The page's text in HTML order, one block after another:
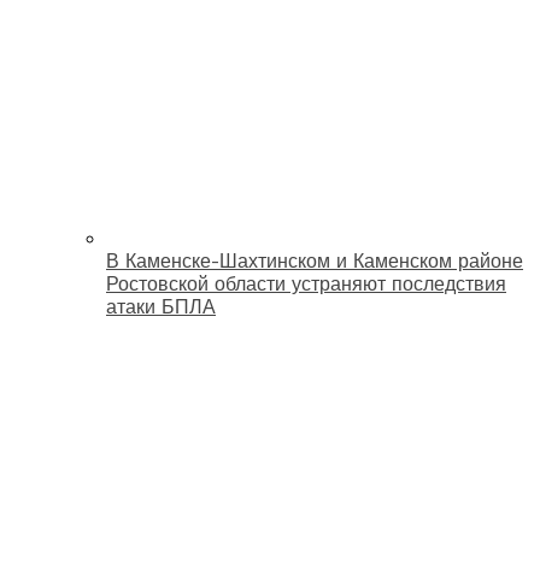
В Каменске-Шахтинском и Каменском районе
Ростовской области устраняют последствия
атаки БПЛА